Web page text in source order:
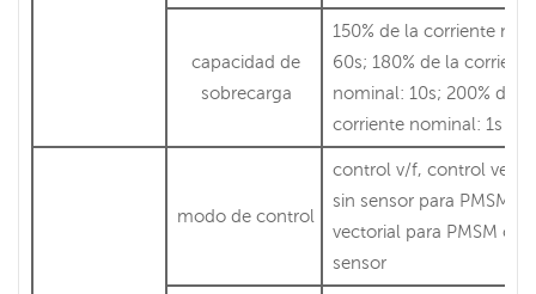
capacidad de
sobrecarga
150% de la corriente
60s; 180% de la corriente
nominal: 10s; 200% de la
corriente nominal: 1s
modo de control
control v/f, control
sin sensor para PMSM,
vectorial para PMSM con
sensor